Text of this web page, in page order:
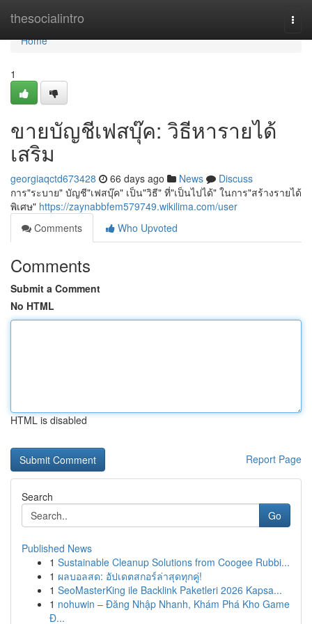
thesocialintro
Home
Home
1
ขายบัญชีเฟสบุ๊ค: วิธีหารายได้
เสริม
georgiaqctd673428 66 days ago News
Discuss
การ"ระบาย" บัญชี"เฟสบุ๊ค" เป็น"วิธี" ที่"เป็นไปได้" ในการ"สร้างรายได้
พิเศษ" https://zaynabbfem579749.wikilima.com/user
Comments
Who Upvoted
Comments
Submit a Comment
No HTML
HTML is disabled
Report Page
Search
Go
Published News
1 Sustainable Cleanup Solutions from Coogee Rubbi...
1 ผลบอลสด: อัปเดตสกอร์ล่าสุดทุกคู่!
1 SeoMasterKing ile Backlink Paketleri 2026 Kapsa...
1 nohuwin – Đăng Nhập Nhanh, Khám Phá Kho Game
Đ...